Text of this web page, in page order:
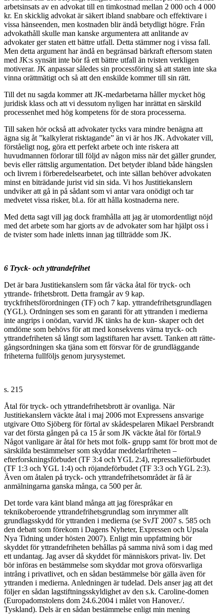
arbetsinsats av en advokat till en timkostnad mellan 2 000 och 4 000
kr. En skicklig advokat är säkert ibland snabbare och effektivare i
vissa hänseenden, men kostnaden blir ändå betydligt högre. Från
advokathåll skulle man kanske argumentera att anlitande av
advokater ger staten ett bättre utfall. Detta stämmer nog i vissa fall.
Men detta argument har ändå en begränsad bärkraft eftersom staten
med JK:s synsätt inte bör få ett bättre utfall än tvisten verkligen
motiverar. JK anpassar således sin processföring så att staten inte ska
vinna orättmätigt och så att den enskilde kommer till sin rätt.
Till det nu sagda kommer att JK-medarbetarna håller mycket hög
juridisk klass och att vi dessutom nyligen har inrättat en särskild
processenhet med hög kompetens för de stora processerna.
Till saken hör också att advokater tycks vara mindre benägna att
ägna sig åt ”kalkylerat risktagande” än vi är hos JK. Advokater vill,
förståeligt nog, göra ett perfekt arbete och inte riskera att
huvudmannen förlorar till följd av någon miss när det gäller grunder,
bevis eller rättslig argumentation. Det betyder ibland både hängslen
och livrem i förberedelsearbetet, och inte sällan behöver advokaten
minst en biträdande jurist vid sin sida. Vi hos Justitiekanslern
undviker att gå in på sådant som vi antar vara onödigt och tar
medvetet vissa risker, bl.a. för att hålla kostnaderna nere.
Med detta sagt vill jag dock framhålla att jag är utomordentligt nöjd
med det arbete som har gjorts av de advokater som har hjälpt oss i
de tvister som hade inletts innan jag tillträdde som JK.
6 Tryck- och yttrandefrihet
Det är bara Justitiekanslern som får väcka åtal för tryck- och
yttrande- frihetsbrott. Detta framgår av 9 kap.
tryckfrihetsförordningen (TF) och 7 kap. yttrandefrihetsgrundlagen
(YGL). Ordningen ses som en garanti för att yttranden i medierna
inte angrips i onödan, varvid JK tänks ha de kun- skaper och det
omdöme som behövs för att med konsekvens värna tryck- och
yttrandefriheten så långt som lagstiftaren har avsett. Tanken att rätte-
gångsordningen ska tjäna som ett försvar för de grundläggande
friheterna fullföljs genom jurysystemet.
s. 215
Åtal för tryck- och yttrandefrihetsbrott är ovanliga. När
Justitiekanslern väckte åtal i maj 2006 mot Expressens ansvarige
utgivare Otto Sjöberg för förtal av skådespelaren Mikael Persbrandt
var det första gången på ca 15 år som JK väckte åtal för förtal.9
Något vanligare är åtal för hets mot folk- grupp samt för brott mot de
särskilda bestämmelser som skyddar meddelarfriheten –
efterforskningsförbudet (TF 3:4 och YGL 2:4), repressalieförbudet
(TF 1:3 och YGL 1:4) och röjandeförbudet (TF 3:3 och YGL 2:3).
Även om åtalen på tryck- och yttrandefrihetsområdet är få är
anmälningarna ganska många, ca 500 per år.
Det torde vara känt bland många att jag förespråkar en
teknikoberoende yttrandefrihetsgrundlag som inrymmer allt
grundlagsskydd för yttranden i medierna (se SvJT 2007 s. 585 och
den debatt som förekom i Dagens Nyheter, Expressen och Upsala
Nya Tidning under hösten 2007). Enligt min uppfattning bör
skyddet för yttrandefriheten behållas på samma nivå som i dag med
ett undantag. Jag avser då skyddet för människors privat- liv. Det
bör införas en bestämmelse som skyddar mot grova oförsvarliga
intrång i privatlivet, och en sådan bestämmelse bör gälla även för
yttranden i medierna. Anledningen är tudelad. Dels anser jag att det
följer en sådan lagstiftningsskyldighet av den s.k. Caroline-domen
(Europadomstolens dom 24.6.2004 i målet von Hanover./.
Tyskland). Dels är en sådan bestämmelse enligt min mening